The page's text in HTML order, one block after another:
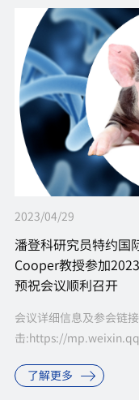
2023/04/29
潘登科研究员特约国
Cooper教授参加
预祝会议顺利召开
会议详细信息及参会链
击:https://
了解更多